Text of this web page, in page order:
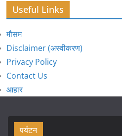
Useful Links
मौसम
Disclaimer (अस्वीकरण)
Privacy Policy
Contact Us
आहार
पर्यटन